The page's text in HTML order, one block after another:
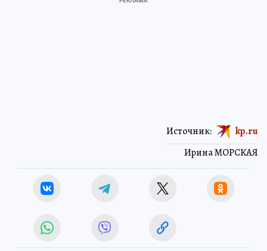
Ирина МОРСКАЯ
Источник: kp.ru